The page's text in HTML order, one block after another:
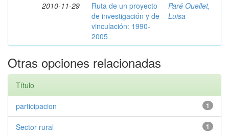
2010-11-29
Ruta de un proyecto
de investigación y de
vinculación: 1990-
2005
Paré Ouellet,
Luisa
Otras opciones relacionadas
Título
1
participacion
1
Sector rural